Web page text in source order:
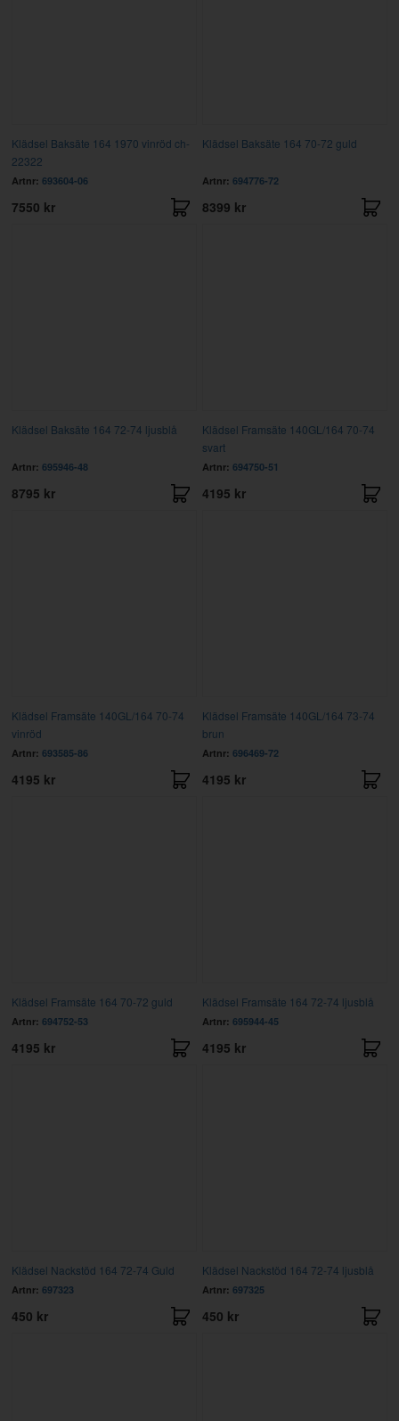
Klädsel Baksäte 164 1970 vinröd ch-
22322
Artnr: 693604-06
7550 kr
Klädsel Baksäte 164 70-72 guld
Artnr: 694776-72
8399 kr
Klädsel Baksäte 164 72-74 ljusblå
Artnr: 695946-48
8795 kr
Klädsel Framsäte 140GL/164 70-74
svart
Artnr: 694750-51
4195 kr
Klädsel Framsäte 140GL/164 70-74
vinröd
Artnr: 693585-86
4195 kr
Klädsel Framsäte 140GL/164 73-74
brun
Artnr: 696469-72
4195 kr
Klädsel Framsäte 164 70-72 guld
Artnr: 694752-53
4195 kr
Klädsel Framsäte 164 72-74 ljusblå
Artnr: 695944-45
4195 kr
Klädsel Nackstöd 164 72-74 Guld
Artnr: 697323
450 kr
Klädsel Nackstöd 164 72-74 ljusblå
Artnr: 697325
450 kr